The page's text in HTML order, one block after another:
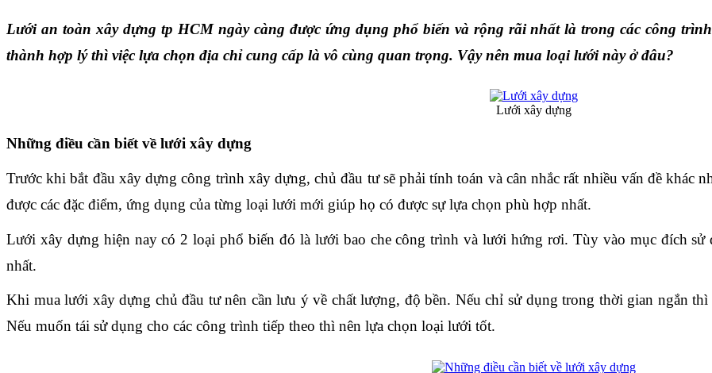
Lưới an toàn xây dựng tp HCM ngày càng được ứng dụng phổ biến và rộng rãi nhất là trong các công
thành hợp lý thì việc lựa chọn địa chỉ cung cấp là vô cùng quan trọng. Vậy nên mua loại lưới này ở đâu?
Lưới xây dựng
Những điều cần biết về lưới xây dựng
Trước khi bắt đầu xây dựng công trình xây dựng, chủ đầu tư sẽ phải tính toán và cân nhắc rất nhiều vấn đề khác
được các đặc điểm, ứng dụng của từng loại lưới mới giúp họ có được sự lựa chọn phù hợp nhất.
Lưới xây dựng hiện nay có 2 loại phổ biến đó là lưới bao che công trình và lưới hứng rơi. Tùy vào mục đích sử
nhất.
Khi mua lưới xây dựng chủ đầu tư nên cần lưu ý về chất lượng, độ bền. Nếu chỉ sử dụng trong thời gian ngắn
Nếu muốn tái sử dụng cho các công trình tiếp theo thì nên lựa chọn loại lưới tốt.